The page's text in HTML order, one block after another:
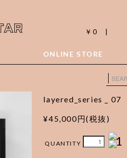
￥0 |
ONLINE STORE
layered_series _ 07
¥45,000円(税抜)
QUANTITY 1